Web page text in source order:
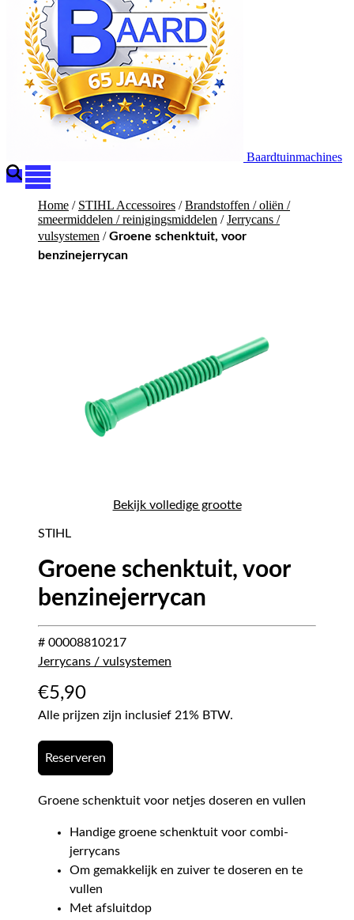
Baardtuinmachines
Home / STIHL Accessoires /Brandstoffen / oliën /
smeermiddelen / reinigingsmiddelen /Jerrycans /
vulsystemen /Groene schenktuit, voor
benzinejerrycan
Bekijk volledige grootte
STIHL
Groene schenktuit, voor
benzinejerrycan
# 00008810217
Jerrycans / vulsystemen
€5,90
Alle prijzen zijn inclusief 21% BTW.
Reserveren
Groene schenktuit voor netjes doseren en vullen
Handige groene schenktuit voor combi-
jerrycans
Om gemakkelijk en zuiver te doseren en te
vullen
Met afsluitdop